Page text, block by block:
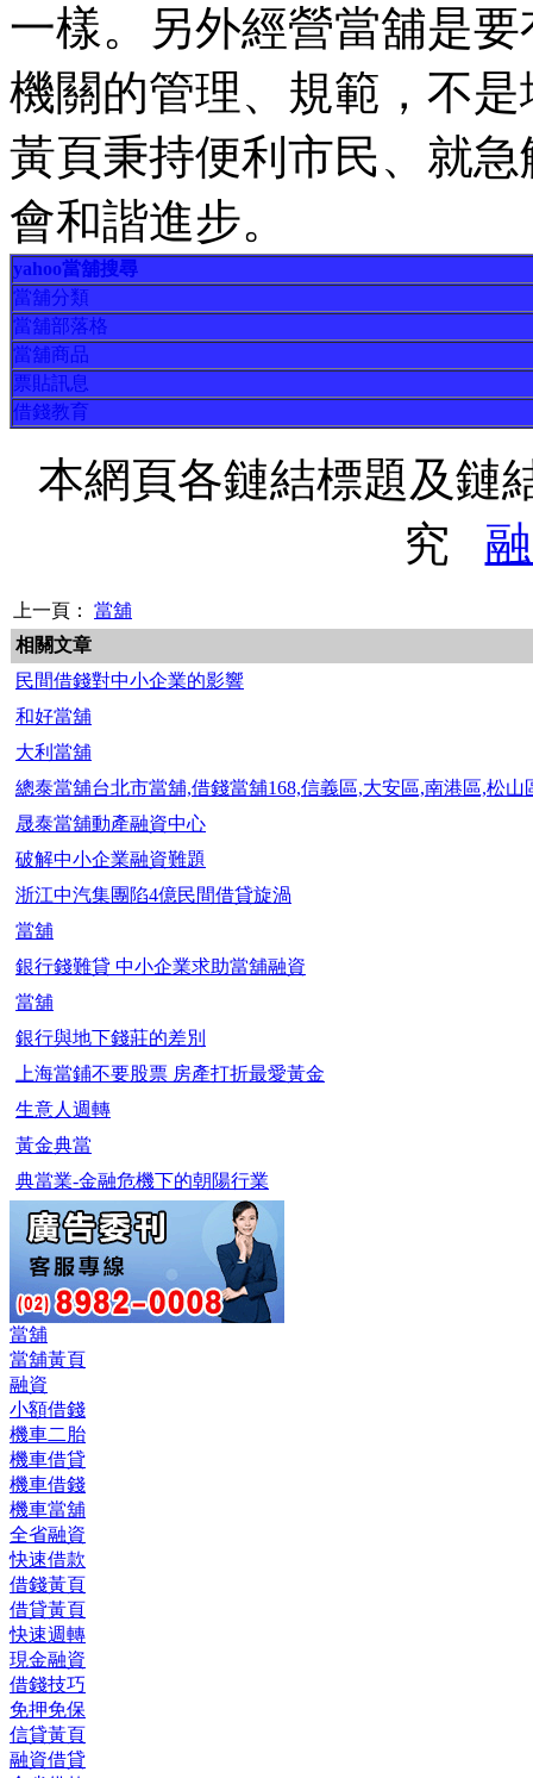
一樣。另外經營當舖是
機關的管理、規範，不
黃頁秉持便利市民、就
會和諧進步。
yahoo當舖搜尋
當舖分類
當舖部落格
當舖商品
票貼訊息
借錢教育
本網頁各鏈結標題及鏈
究
上一頁： 當舖
相關文章
民間借錢對中小企業的影響
和好當舖
大利當舖
總泰當舖台北市當舖,借錢當舖168,信義區,大安區,南港區,松山
晟泰當舖動產融資中心
破解中小企業融資難題
浙江中汽集團陷4億民間借貸旋渦
當舖
銀行錢難貸 中小企業求助當舖融資
當舖
銀行與地下錢莊的差別
上海當鋪不要股票 房產打折最愛黃金
生意人週轉
黃金典當
典當業-金融危機下的朝陽行業
當舖
當舖黃頁
融資
小額借錢
機車二胎
機車借貸
機車借錢
機車當舖
全省融資
快速借款
借錢黃頁
借貸黃頁
快速週轉
現金融資
借錢技巧
免押免保
信貸黃頁
融資借貸